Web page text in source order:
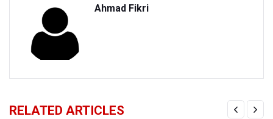
Ahmad Fikri
RELATED ARTICLES